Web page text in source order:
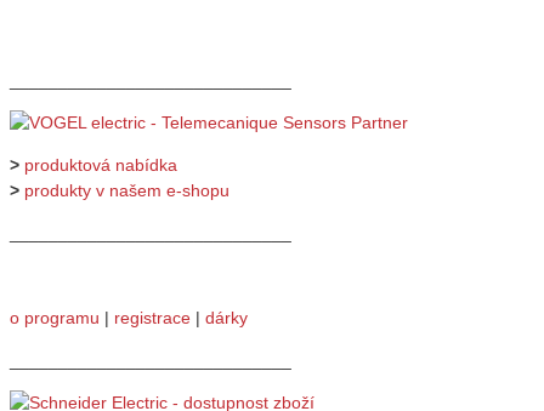
> produktová nabídka
> produkty v našem e-shopu
o programu | registrace | dárky